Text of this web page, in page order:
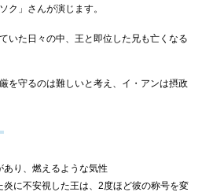
ク」さんが演じます。
いた日々の中、王と即位した兄も亡くなる
を守るのは難しいと考え、イ・アンは摂政
り、燃えるような気性
に不安視した王は、2度ほど彼の称号を変